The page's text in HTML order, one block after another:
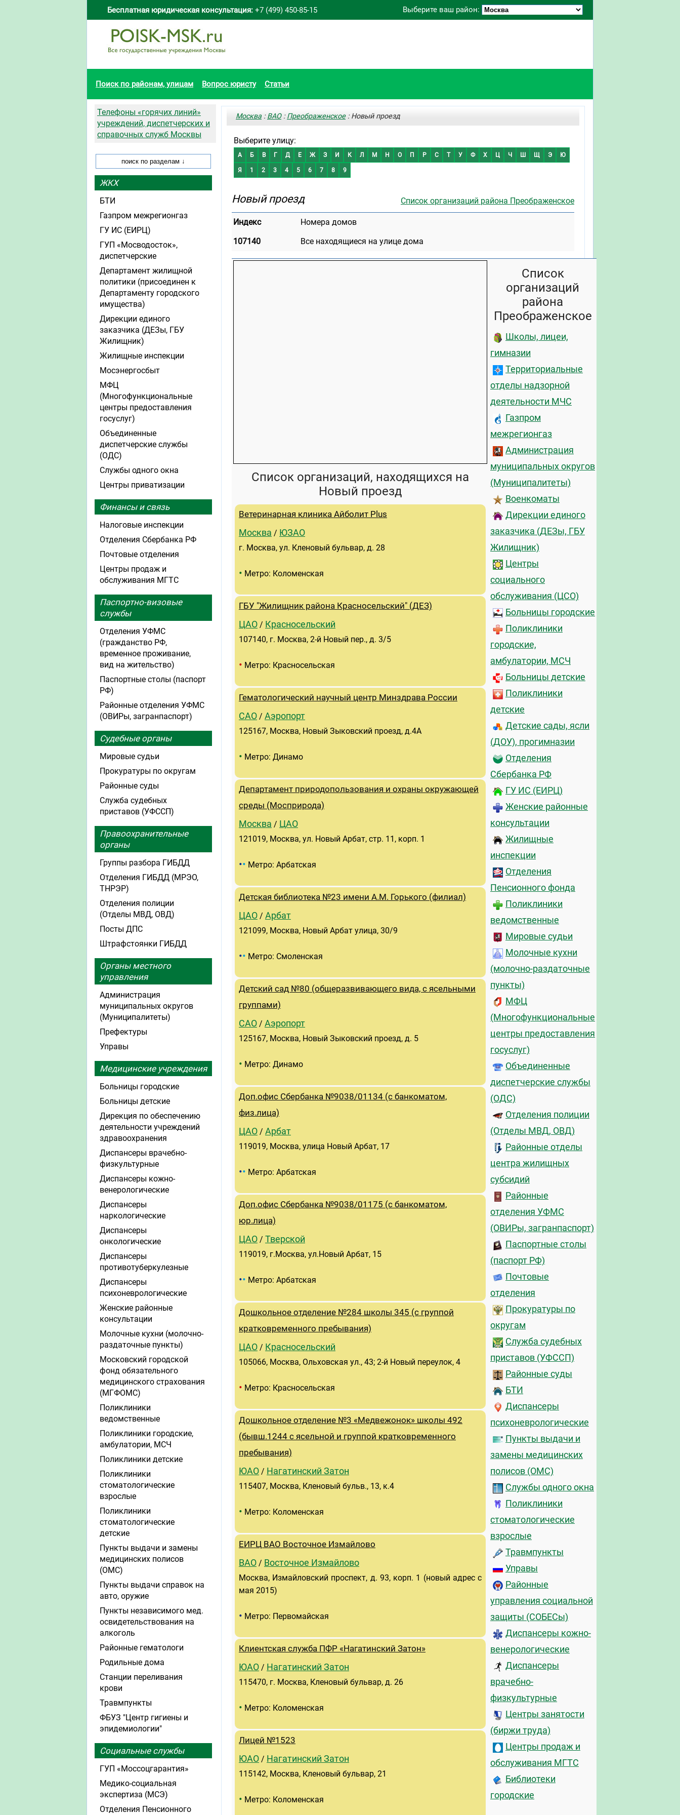
Выберите ваш район:
Бесплатная юридическая консультация: +7 (499) 450-85-15
Поиск по районам, улицам Вопрос юристу Статьи
Москва :ВАО:Преображенское: Новый проезд
Выберите улицу:
А Б В Г Д Е Ж З И К Л М Н О П Р С Т У Ф Х Ц Ч Ш Щ Э Ю
Я 1 2 3 4 5 6 7 8 9
Список организаций района Преображенское
Новый проезд
Индекс
Номера домов
107140
Все находящиеся на улице дома
Список организаций, находящихся на
Новый проезд
Ветеринарная клиника Айболит Plus
Москва / ЮЗАО
г. Москва, ул. Кленовый бульвар, д. 28
• Метро: Коломенская
ГБУ "Жилищник района Красносельский" (ДЕЗ)
ЦАО / Красносельский
107140, г. Москва, 2-й Новый пер., д. 3/5
• Метро: Красносельская
Гематологический научный центр Минздрава России
САО / Аэропорт
125167, Москва, Новый Зыковский проезд, д.4А
• Метро: Динамо
Департамент природопользования и охраны окружающей
среды (Мосприрода)
Москва / ЦАО
121019, Москва, ул. Новый Арбат, стр. 11, корп. 1
•• Метро: Арбатская
Детская библиотека №23 имени А.М. Горького (филиал)
ЦАО / Арбат
121099, Москва, Новый Арбат улица, 30/9
•• Метро: Смоленская
Детский сад №80 (общеразвивающего вида, с ясельными
группами)
САО / Аэропорт
125167, Москва, Новый Зыковский проезд, д. 5
• Метро: Динамо
Доп.офис Сбербанка №9038/01134 (с банкоматом,
физ.лица)
ЦАО / Арбат
119019, Москва, улица Новый Арбат, 17
•• Метро: Арбатская
Доп.офис Сбербанка №9038/01175 (с банкоматом,
юр.лица)
ЦАО / Тверской
119019, г.Москва, ул.Новый Арбат, 15
•• Метро: Арбатская
Дошкольное отделение №284 школы 345 (с группой
кратковременного пребывания)
ЦАО / Красносельский
105066, Москва, Ольховская ул., 43; 2-й Новый переулок, 4
• Метро: Красносельская
Дошкольное отделение №3 «Медвежонок» школы 492
(бывш.1244 с ясельной и группой кратковременного
пребывания)
ЮАО / Нагатинский Затон
115407, Москва, Кленовый бульв., 13, к.4
• Метро: Коломенская
ЕИРЦ ВАО Восточное Измайлово
ВАО / Восточное Измайлово
Москва, Измайловский проспект, д. 93, корп. 1 (новый адрес с
мая 2015)
• Метро: Первомайская
Клиентская служба ПФР «Нагатинский Затон»
ЮАО / Нагатинский Затон
115470, г. Москва, Кленовый бульвар, д. 26
• Метро: Коломенская
Лицей №1523
ЮАО / Нагатинский Затон
115142, Москва, Кленовый бульвар, 21
• Метро: Коломенская
Список
организаций
района
Преображенское
Школы, лицеи,
гимназии
Территориальные
отделы надзорной
деятельности МЧС
Газпром
межрегионгаз
Администрация
муниципальных округов
(Муниципалитеты)
Военкоматы
Дирекции единого
заказчика (ДЕЗы, ГБУ
Жилищник)
Центры
социального
обслуживания (ЦСО)
Больницы городские
Поликлиники
городские,
амбулатории, МСЧ
Больницы детские
Поликлиники
детские
Детские сады, ясли
(ДОУ), прогимназии
Отделения
Сбербанка РФ
ГУ ИС (ЕИРЦ)
Женские районные
консультации
Жилищные
инспекции
Отделения
Пенсионного фонда
Поликлиники
ведомственные
Мировые судьи
Молочные кухни
(молочно-раздаточные
пункты)
МФЦ
(Многофункциональные
центры предоставления
госуслуг)
Объединенные
диспетчерские службы
(ОДС)
Отделения полиции
(Отделы МВД, ОВД)
Районные отделы
центра жилищных
субсидий
Районные
отделения УФМС
(ОВИРы, загранпаспорт)
Паспортные столы
(паспорт РФ)
Почтовые
отделения
Прокуратуры по
округам
Служба судебных
приставов (УФССП)
Районные суды
БТИ
Диспансеры
психоневрологические
Пункты выдачи и
замены медицинских
полисов (ОМС)
Службы одного окна
Поликлиники
стоматологические
взрослые
Травмпункты
Управы
Районные
управления социальной
защиты (СОБЕСы)
Диспансеры кожно-
венерологические
Диспансеры
врачебно-
физкультурные
Центры занятости
(биржи труда)
Центры продаж и
обслуживания МГТС
Библиотеки
городские
Телефоны «горячих линий»
учреждений, диспетчерских и
справочных служб Москвы
ЖКХ
БТИ
Газпром межрегионгаз
ГУ ИС (ЕИРЦ)
ГУП «Мосводосток»,
диспетчерские
Департамент жилищной
политики (присоединен к
Департаменту городского
имущества)
Дирекции единого
заказчика (ДЕЗы, ГБУ
Жилищник)
Жилищные инспекции
Мосэнергосбыт
МФЦ
(Многофункциональные
центры предоставления
госуслуг)
Объединенные
диспетчерские службы
(ОДС)
Службы одного окна
Центры приватизации
Финансы и связь
Налоговые инспекции
Отделения Сбербанка РФ
Почтовые отделения
Центры продаж и
обслуживания МГТС
Паспортно-визовые
службы
Отделения УФМС
(гражданство РФ,
временное проживание,
вид на жительство)
Паспортные столы (паспорт
РФ)
Районные отделения УФМС
(ОВИРы, загранпаспорт)
Судебные органы
Мировые судьи
Прокуратуры по округам
Районные суды
Служба судебных
приставов (УФССП)
Правоохранительные
органы
Группы разбора ГИБДД
Отделения ГИБДД (МРЭО,
ТНРЭР)
Отделения полиции
(Отделы МВД, ОВД)
Посты ДПС
Штрафстоянки ГИБДД
Органы местного
управления
Администрация
муниципальных округов
(Муниципалитеты)
Префектуры
Управы
Медицинские учреждения
Больницы городские
Больницы детские
Дирекция по обеспечению
деятельности учреждений
здравоохранения
Диспансеры врачебно-
физкультурные
Диспансеры кожно-
венерологические
Диспансеры
наркологические
Диспансеры
онкологические
Диспансеры
противотуберкулезные
Диспансеры
психоневрологические
Женские районные
консультации
Молочные кухни (молочно-
раздаточные пункты)
Московский городской
фонд обязательного
медицинского страхования
(МГФОМС)
Поликлиники
ведомственные
Поликлиники городские,
амбулатории, МСЧ
Поликлиники детские
Поликлиники
стоматологические
взрослые
Поликлиники
стоматологические
детские
Пункты выдачи и замены
медицинских полисов
(ОМС)
Пункты выдачи справок на
авто, оружие
Пункты независимого мед.
освидетельствования на
алкоголь
Районные гематологи
Родильные дома
Станции переливания
крови
Травмпункты
ФБУЗ "Центр гигиены и
эпидемиологии"
Социальные службы
ГУП «Моссоцгарантия»
Медико-социальная
экспертиза (МСЭ)
Отделения Пенсионного